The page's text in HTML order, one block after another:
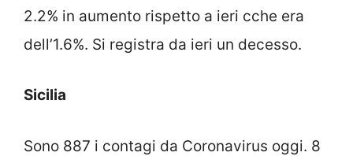
2.2% in aumento rispetto a ieri cche era
dell’1.6%. Si registra da ieri un decesso.
Sicilia
Sono 887 i contagi da Coronavirus oggi. 8